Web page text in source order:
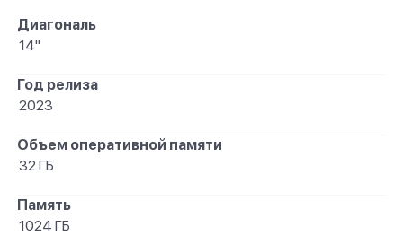
Диагональ
14"
Год релиза
2023
Объем оперативной памяти
32 ГБ
Память
1024 ГБ